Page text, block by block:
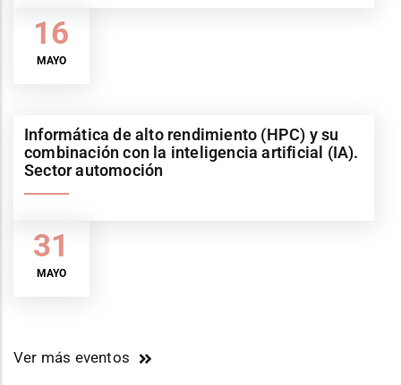
16
MAYO
31
MAYO
Informática de alto rendimiento (HPC) y su
combinación con la inteligencia artificial (IA).
Sector automoción
Ver más eventos